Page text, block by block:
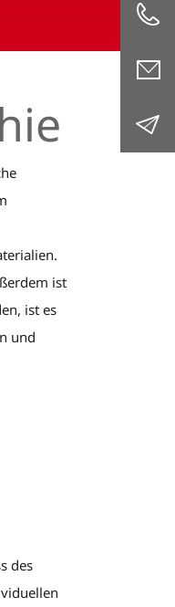
ist
ist es
und
des